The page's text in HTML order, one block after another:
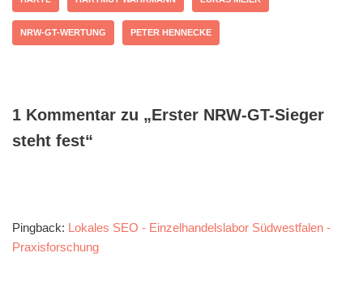
NRW-GT-WERTUNG PETER HENNECKE
1 Kommentar zu „Erster NRW-GT-Sieger
steht fest“
Pingback: Lokales SEO - Einzelhandelslabor Südwestfalen -
Praxisforschung